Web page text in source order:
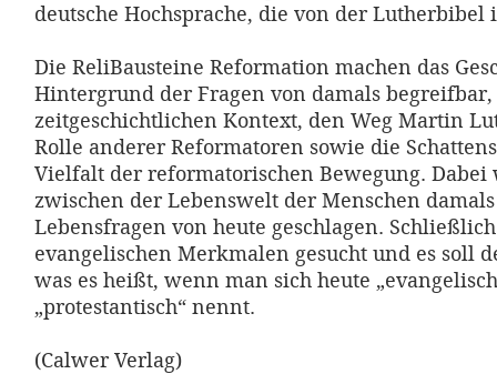
deutsche Hochsprache, die von der
Die ReliBausteine Reformation machen das
Hintergrund der Fragen von damals
zeitgeschichtlichen Kontext, den Weg Martin
Rolle anderer Reformatoren sowie die
Vielfalt der reformatorischen Bewegung.
zwischen der Lebenswelt der Menschen
Lebensfragen von heute geschlagen.
evangelischen Merkmalen gesucht und es soll
was es heißt, wenn man sich heute
„protestantisch“ nennt.
(Calwer Verlag)